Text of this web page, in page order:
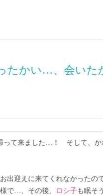
たかい…、会いた
って来ました…！ そして、か
出迎えに来てくれなかったの
で…、その後、
ロシ子も眠そ